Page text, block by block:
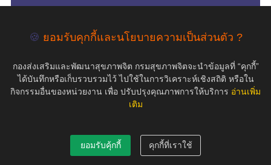
🍪 ยอมรับคุกกี้และนโยบายความเป็นส่วนตัว ?
กองส่งเสริมและพัฒนาสุขภาพจิต กรมสุขภาพจิตจะนำข้อมูลที่ “คุกกี้”
ได้บันทึกหรือเก็บรวบรวมไว้ ไปใช้ในการวิเคราะห์เชิงสถิติ หรือใน
กิจกรรมอื่นของหน่วยงาน เพื่อ ปรับปรุงคุณภาพการให้บริการ อ่านเพิ่ม
เติม
ยอมรับคุ้กกี้ คุกกี้ที่เราใช้